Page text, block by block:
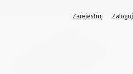
preferencji pokoleniowych
Zarejestruj Zaloguj